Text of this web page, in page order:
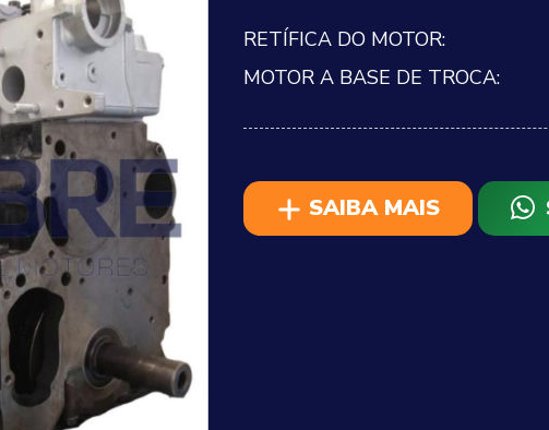
RETÍFICA DO MOTOR:
MOTOR A BASE DE TROCA:
SAIBA MAIS